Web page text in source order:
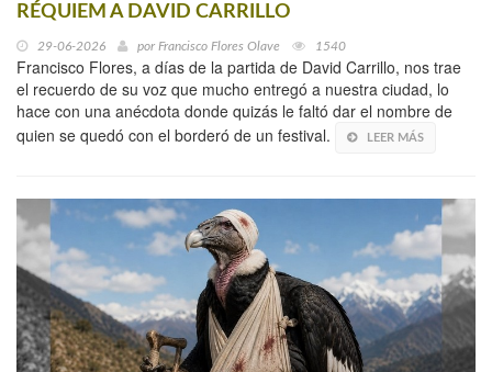
RÉQUIEM A DAVID CARRILLO
29-06-2026 por Francisco Flores Olave 1540
Francisco Flores, a días de la partida de David Carrillo, nos trae
el recuerdo de su voz que mucho entregó a nuestra ciudad, lo
hace con una anécdota donde quizás le faltó dar el nombre de
quien se quedó con el borderó de un festival.
LEER MÁS